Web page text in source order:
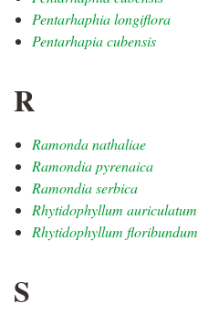
Pentarhaphia longiflora
Pentarhapia cubensis
R
Ramonda nathaliae
Ramondia pyrenaica
Ramondia serbica
Rhytidophyllum auriculatum
Rhytidophyllum floribundum
S